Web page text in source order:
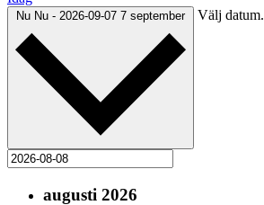
Nu Nu - 2026-09-07 7 september Välj datum.
augusti 2026